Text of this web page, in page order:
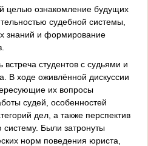
целью ознакомление будущих
судебной системы,
знаний и формирование
встреча студентов с судьями и
В ходе оживлённой дискуссии
их вопросы
судей, особенностей
дел, а также перспектив
систему. Были затронуты
норм поведения юриста,